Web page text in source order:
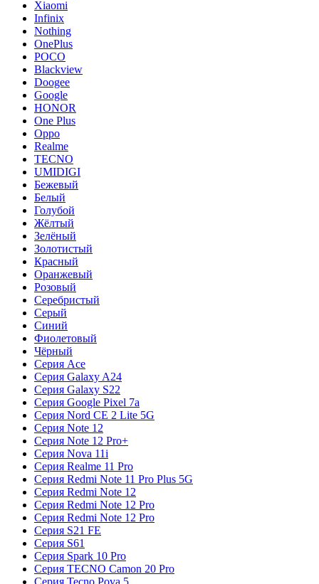
Xiaomi
Infinix
Nothing
OnePlus
POCO
Blackview
Doogee
Google
HONOR
One Plus
Oppo
Realme
TECNO
UMIDIGI
Бежевый
Белый
Голубой
Жёлтый
Зелёный
Золотистый
Красный
Оранжевый
Розовый
Серебристый
Серый
Синий
Фиолетовый
Чёрный
Серия Ace
Серия Galaxy A24
Серия Galaxy S22
Серия Google Pixel 7a
Серия Nord CE 2 Lite 5G
Серия Note 12
Серия Note 12 Pro+
Серия Nova 11i
Серия Realme 11 Pro
Серия Redmi Note 11 Pro Plus 5G
Серия Redmi Note 12
Серия Redmi Note 12 Pro
Серия Redmi Note 12 Pro
Серия S21 FE
Серия S61
Серия Spark 10 Pro
Серия TECNO Camon 20 Pro
Серия Tecno Pova 5